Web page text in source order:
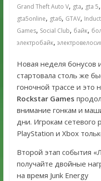
Grand Theft Auto V, gta, gta 5,
gta5online, gta6, GTAV,
Games, Social Club, байк,
электробайк,
Новая неделя бонусов
стартовала столь же
гоночной трассе и это
Rockstar Games
внимание гонкам и
дни. Игрокам сетевого
PlayStation и Xbox
Второй этап события
получайте двойные
на время Junk Energy